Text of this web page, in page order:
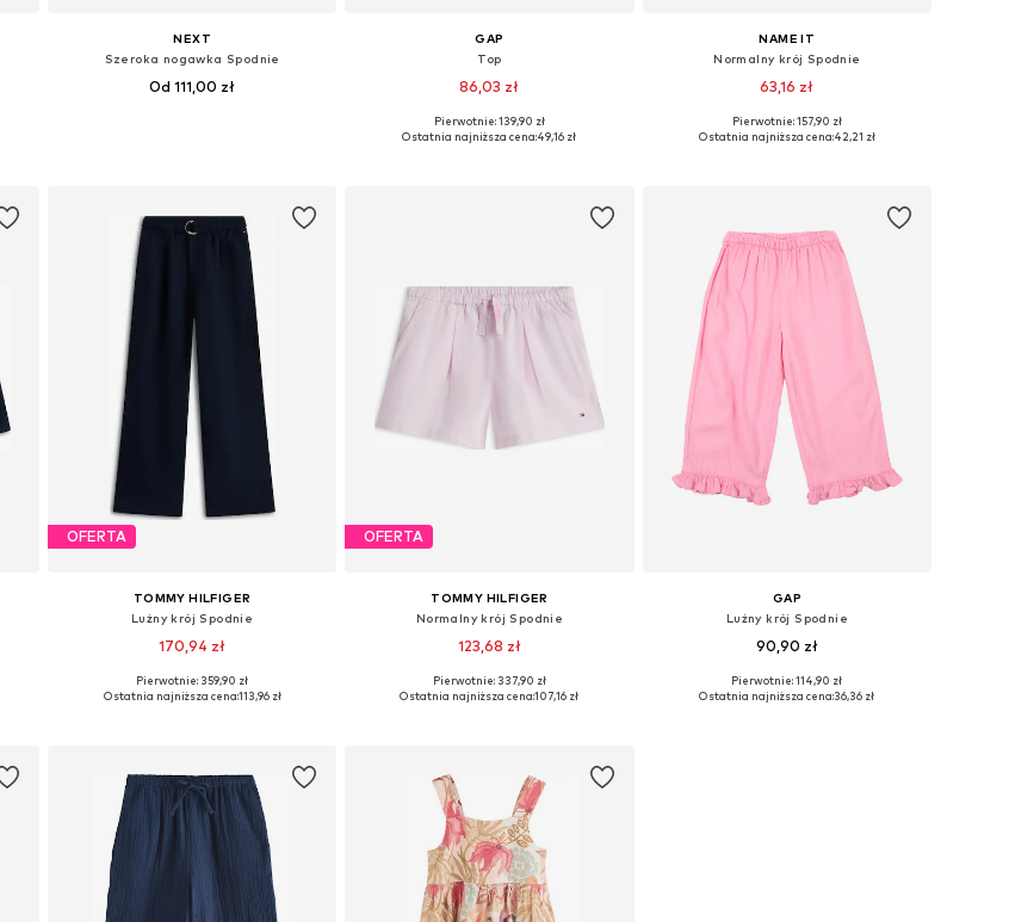
NEXT
Szeroka nogawka Spodnie
Od 111,00 zł
GAP
Top
86,03 zł
Dostępne rozmiary: 116-122
Pierwotnie: 139,90 zł
Ostatnia najniższa cena:49,16 zł
NAME IT
Normalny krój Spodnie
63,16 zł
Dostępne w różnych rozmiarach
Pierwotnie: 157,90 zł
Ostatnia najniższa cena:42,21 zł
OFERTA
TOMMY HILFIGER
Lużny krój Spodnie
170,94 zł
Dostępne rozmiary: 110, 116
Pierwotnie: 359,90 zł
Ostatnia najniższa cena:113,96 zł
OFERTA
TOMMY HILFIGER
Normalny krój Spodnie
123,68 zł
Dostępne rozmiary: 104, 110, 128, 152, 164
Pierwotnie: 337,90 zł
Ostatnia najniższa cena:107,16 zł
GAP
Lużny krój Spodnie
90,90 zł
Dostępne rozmiary: 98
Pierwotnie: 114,90 zł
Ostatnia najniższa cena:36,36 zł